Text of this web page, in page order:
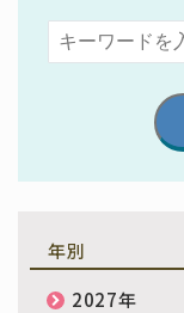
年別
2027年